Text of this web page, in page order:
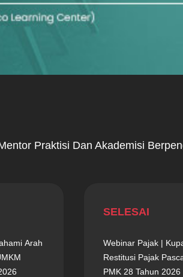
Praktisi Dan Akademisi
Arah
SELESAI
Webinar Pajak |
Restitusi Pajak
PMK 28 Tahun 2026